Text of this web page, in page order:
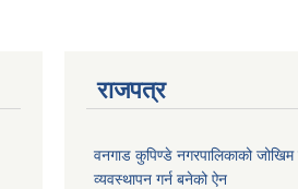
राजपत्र
वनगाड कुपिण्डे नगरपालिकाको
व्यवस्थापन गर्न बनेको ऐन